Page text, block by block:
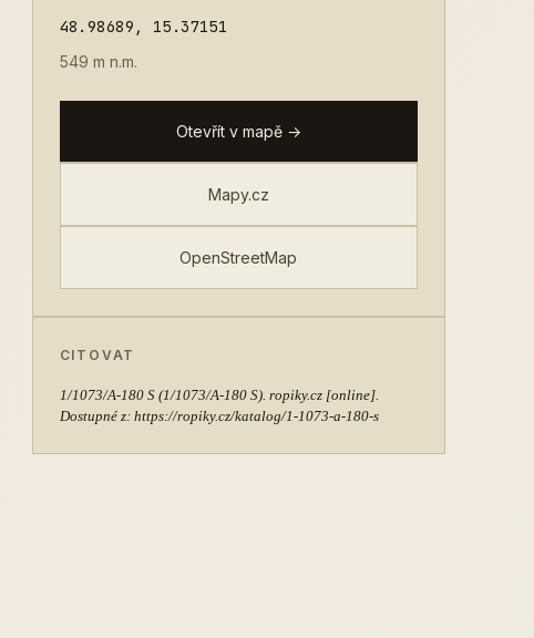
48.98689, 15.37151
549 m n.m.
Otevřít v mapě →
Mapy.cz
OpenStreetMap
CITOVAT
1/1073/A-180 S(1/1073/A-180 S). ropiky.cz [online].
Dostupné z: https://ropiky.cz/katalog/1-1073-a-180-s